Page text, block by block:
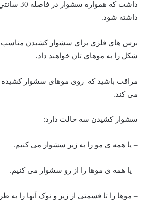
داشت كه
داشته‌ شود.
برس ‌هاي فلزي براي سشوار کشيدن مناسب
شکل را به موهاي‌ تان خواهند داد.
مراقب باشید که روی موهای سشوار کشیده
می کند.
سشوار کشیدن سه حالت دارد:
– یا همه ی مو را به زیر سشوار می کنیم.
– یا همه ی موها را از رو سشوار می کنیم.
– موها را تا قسمتی از زیر و نوک آنها را